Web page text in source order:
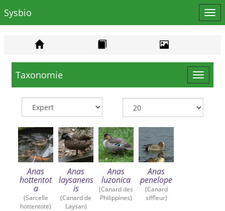
le
Sysbio
Toggle
Taxonomie
Anas
hottentot
a
(Sarcelle
hottentote)
Anas
laysanens
is
(Canard de
Laysan)
Anas
luzonica
(Canard des
Philippines)
Anas
penelope
(Canard
siffleur)